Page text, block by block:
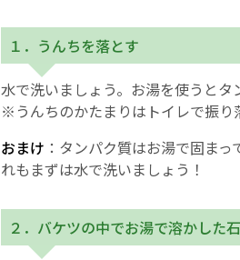
１．うんちを落とす
水で洗いましょう。お湯を使うとタ
※うんちのかたまりはトイレで振り
おまけ ：タンパク質はお湯で固ま
れもまずは水で洗いましょう！
２．バケツの中でお湯で溶かした